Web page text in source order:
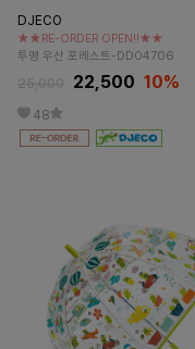
DJECO
★★RE-ORDER OPEN!!★★
투명 우산 포레스트-DD04706
25,000 22,500 10%
48